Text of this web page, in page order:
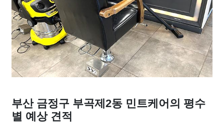
부산 금정구 부곡제2동 민트케어의 평수
별 예상 견적